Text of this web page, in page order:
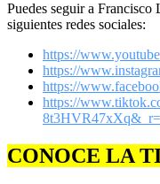
Puedes seguir a Francisco
siguientes redes sociales:
https://
https://
https://
https://
CONOCE LA